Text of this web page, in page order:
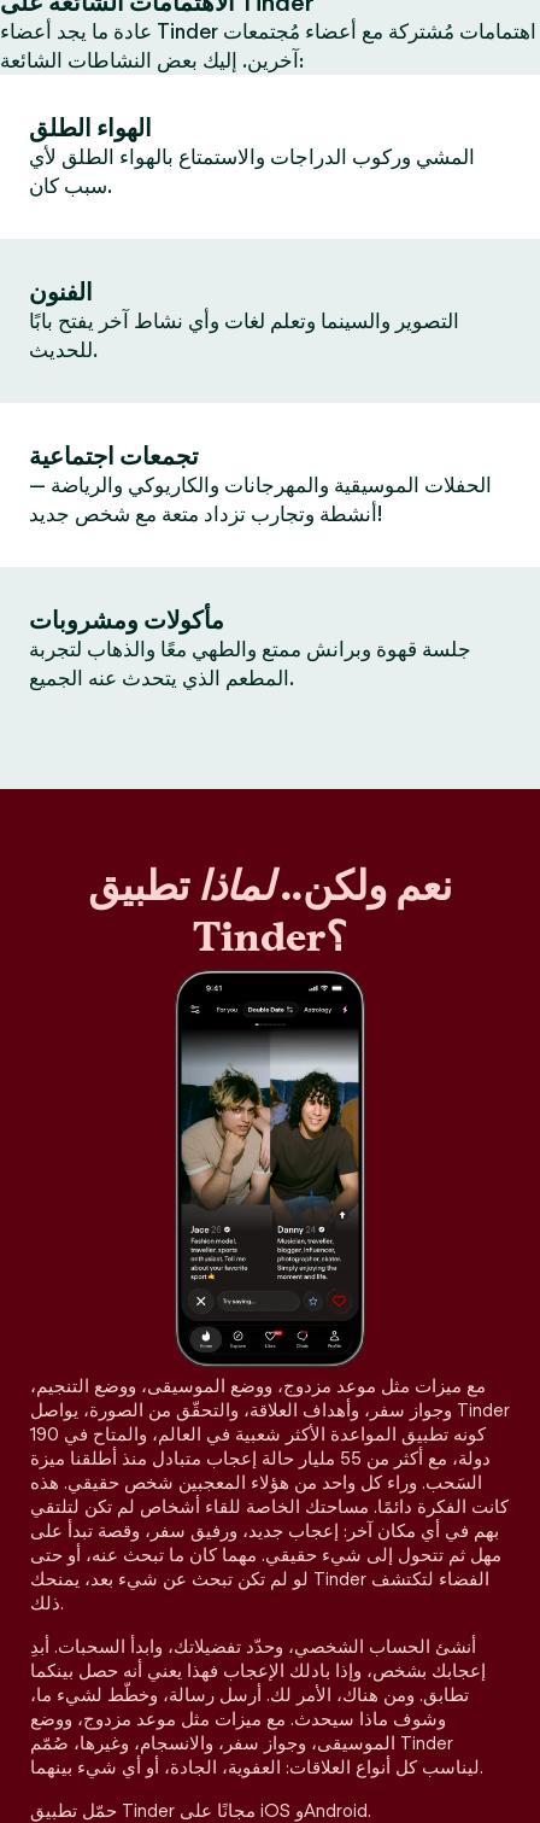
عادة ما يجد أعضاء Tinder اهتمامات مُشتركة مع أعضاء مُجتمعات
آخرين. إليك بعض النشاطات الشائعة:
الهواء الطلق
المشي وركوب الدراجات والاستمتاع بالهواء الطلق لأي
سبب كان.
الفنون
التصوير والسينما وتعلم لغات وأي نشاط آخر يفتح بابًا
للحديث.
تجمعات اجتماعية
الحفلات الموسيقية والمهرجانات والكاريوكي والرياضة —
أنشطة وتجارب تزداد متعة مع شخص جديد!
مأكولات ومشروبات
جلسة قهوة وبرانش ممتع والطهي معًا والذهاب لتجربة
المطعم الذي يتحدث عنه الجميع.
نعم ولكن..لماذا تطبيق
Tinder؟
مع ميزات مثل موعد مزدوج، ووضع الموسيقى، ووضع التنجيم،
وجواز سفر، وأهداف العلاقة، والتحقّق من الصورة، يواصل Tinder
كونه تطبيق المواعدة الأكثر شعبية في العالم، والمتاح في 190
دولة، مع أكثر من 55 مليار حالة إعجاب متبادل منذ أطلقنا ميزة
السَحب. وراء كل واحد من هؤلاء المعجبين شخص حقيقي. هذه
كانت الفكرة دائمًا. مساحتك الخاصة للقاء أشخاص لم تكن لتلتقي
بهم في أي مكان آخر: إعجاب جديد، ورفيق سفر، وقصة تبدأ على
مهل ثم تتحول إلى شيء حقيقي. مهما كان ما تبحث عنه، أو حتى
لو لم تكن تبحث عن شيء بعد، يمنحك Tinder الفضاء لتكتشف
ذلك.
أنشئ الحساب الشخصي، وحدّد تفضيلاتك، وابدأ السحبات. أبدِ
إعجابك بشخص، وإذا بادلك الإعجاب فهذا يعني أنه حصل بينكما
تطابق. ومن هناك، الأمر لك. أرسل رسالة، وخطّط لشيء ما،
وشوف ماذا سيحدث. مع ميزات مثل موعد مزدوج، ووضع
الموسيقى، وجواز سفر، والانسجام، وغيرها، صُمّم Tinder
ليناسب كل أنواع العلاقات: العفوية، الجادة، أو أي شيء بينهما.
حمّل تطبيق Tinder مجانًا على iOS وAndroid.